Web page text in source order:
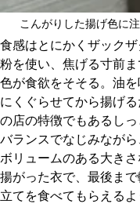
こんがりした揚げ色に
食感はとにかくザック
粉を使い、焦げる寸前
色が食欲をそそる。油
にくぐらせてから揚げ
の店の特徴でもあるし
バランスでなじみなが
ボリュームのある大き
揚がった衣で、最後ま
立てを食べてもらえる